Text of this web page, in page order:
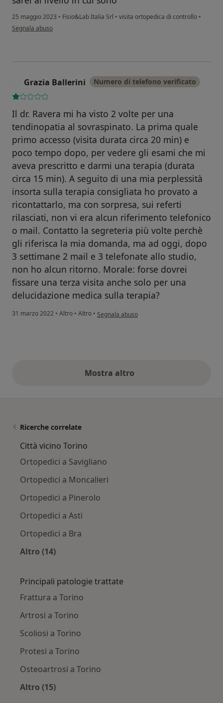
25 maggio 2023 • Fisio&Lab Italia Srl • visita ortopedica di controllo •
secondo l'opinione dell'utente Stefano Latini
Segnala abuso
Grazia Ballerini Numero di telefono verificato
Il dr. Ravera mi ha visto 2 volte per una
tendinopatia al sovraspinato. La prima quale
primo accesso (visita durata circa 20 min) e
poco tempo dopo, per vedere gli esami che mi
aveva prescritto e darmi una terapia (durata
circa 15 min). A seguito di una mia perplessità
insorta sulla terapia consigliata ho provato a
ricontattarlo, ma con sorpresa, sui referti
rilasciati, non vi era alcun riferimento telefonico
o mail. Contatto la segreteria più volte perchè
gli riferisca la mia domanda, ma ad oggi, dopo
3 settimane 2 mail e 3 telefonate allo studio,
non ho alcun ritorno. Morale: forse dovrei
fissare una terza visita anche solo per una
delucidazione medica sulla terapia?
31 marzo 2022 • Altro • Altro • secondo l'opinione dell'utente Grazia Ballerini
Segnala abuso
Mostra altroopinioni di cui sopra
Ricerche correlate
Città vicino Torino
Ortopedici a Savigliano
Ortopedici a Moncalieri
Ortopedici a Pinerolo
Ortopedici a Asti
Ortopedici a Bra
Altro (14)
Principali patologie trattate
Frattura a Torino
Artrosi a Torino
Scoliosi a Torino
Protesi a Torino
Osteoartrosi a Torino
Altro (15)